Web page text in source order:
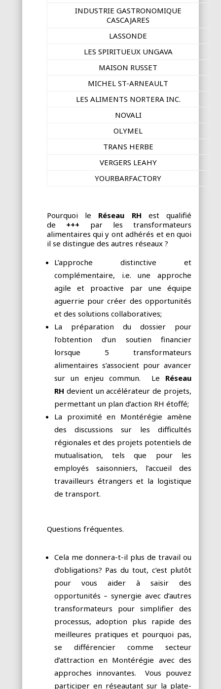
INDUSTRIE GASTRONOMIQUE
CASCAJARES
LASSONDE
LES SPIRITUEUX UNGAVA
MAISON RUSSET
MICHEL ST-ARNEAULT
LES ALIMENTS NORTERA INC.
NOVALI
OLYMEL
TRANS HERBE
VERGERS LEAHY
YOURBARFACTORY
Pourquoi le Réseau RH
est qualifié
de
+++
par les transformateurs
alimentaires qui y ont adhérés et en quoi
il se distingue des autres réseaux ?
L’approche distinctive et
complémentaire, i.e. une approche
agile et proactive par une équipe
aguerrie pour créer des opportunités
et des solutions collaboratives;
La préparation du dossier pour
l’obtention d’un soutien financier
lorsque 5 transformateurs
alimentaires s’associent pour avancer
sur un enjeu commun. Le
Réseau
RH devient un accélérateur de projets,
permettant un plan d’action RH étoffé;
La proximité en Montérégie amène
des discussions sur les difficultés
régionales et des projets potentiels de
mutualisation, tels que pour les
employés saisonniers, l’accueil des
travailleurs étrangers et la logistique
de transport.
Questions fréquentes.
Cela me donnera-t-il plus de travail ou
d’obligations? Pas du tout, c’est plutôt
pour vous aider à saisir des
opportunités – synergie avec d’autres
transformateurs pour simplifier des
processus, adoption plus rapide des
meilleures pratiques et pourquoi pas,
se différencier comme secteur
d’attraction en Montérégie avec des
approches innovantes. Vous pouvez
participer en réseautant sur la plate-